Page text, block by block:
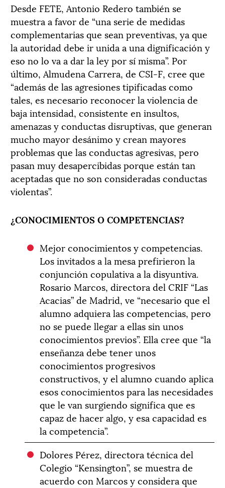
Desde FETE, Antonio Redero también se
muestra a favor de “una serie de medidas
complementarias que sean preventivas, ya que
la autoridad debe ir unida a una dignificación y
eso no lo va a dar la ley por sí misma”. Por
último, Almudena Carrera, de CSI-F, cree que
“además de las agresiones tipificadas como
tales, es necesario reconocer la violencia de
baja intensidad, consistente en insultos,
amenazas y conductas disruptivas, que generan
mucho mayor desánimo y crean mayores
problemas que las conductas agresivas, pero
pasan muy desapercibidas porque están tan
aceptadas que no son consideradas conductas
violentas”.
¿CONOCIMIENTOS O COMPETENCIAS?
Mejor conocimientos y competencias.
Los invitados a la mesa prefirieron la
conjunción copulativa a la disyuntiva.
Rosario Marcos, directora del CRIF “Las
Acacias” de Madrid, ve “necesario que el
alumno adquiera las competencias, pero
no se puede llegar a ellas sin unos
conocimientos previos”. Ella cree que “la
enseñanza debe tener unos
conocimientos progresivos
constructivos, y el alumno cuando aplica
esos conocimientos para las necesidades
que le van surgiendo significa que es
capaz de hacer algo, y esa capacidad es
la competencia”.
Dolores Pérez, directora técnica del
Colegio “Kensington”, se muestra de
acuerdo con Marcos y considera que